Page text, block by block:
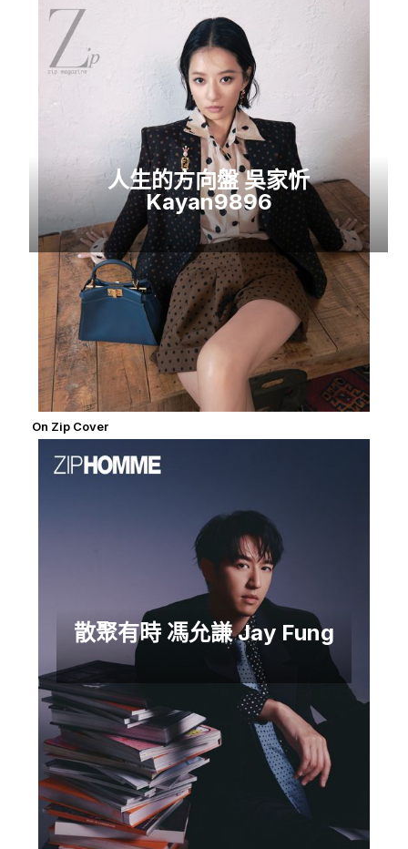
人生的方向盤 吳家忻
Kayan9896
On Zip Cover
散聚有時 馮允謙 Jay Fung